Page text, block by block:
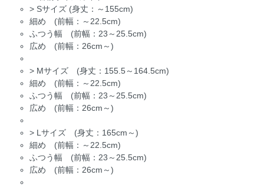
> Sサイズ (身丈：～155cm)
細め (前幅：～22.5cm)
ふつう幅 (前幅：23～25.5cm)
広め (前幅：26cm～)
> Mサイズ (身丈：155.5～164.5cm)
細め (前幅：～22.5cm)
ふつう幅 (前幅：23～25.5cm)
広め (前幅：26cm～)
> Lサイズ (身丈：165cm～)
細め (前幅：～22.5cm)
ふつう幅 (前幅：23～25.5cm)
広め (前幅：26cm～)